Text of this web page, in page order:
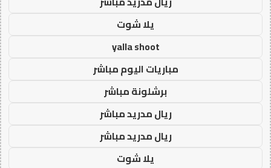
يلا شوت
yalla shoot
مباريات اليوم مباشر
برشلونة مباشر
ريال مدريد مباشر
ريال مدريد مباشر
يلا شوت